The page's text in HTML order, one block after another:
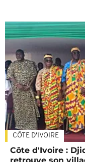
CÔTE D'IVOIRE
Côte d'Ivoire :